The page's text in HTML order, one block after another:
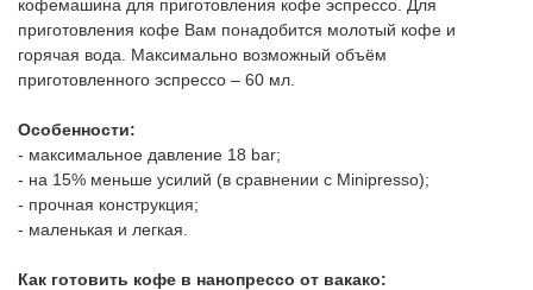
кофемашина для приготовления кофе эспрессо. Для
приготовления кофе Вам понадобится молотый кофе и
горячая вода. Максимально возможный объём
приготовленного эспрессо – 60 мл.
Особенности:
- максимальное давление 18 bar;
- на 15% меньше усилий (в сравнении с Minipresso);
- прочная конструкция;
- маленькая и легкая.
Как готовить кофе в нанопрессо от вакако: